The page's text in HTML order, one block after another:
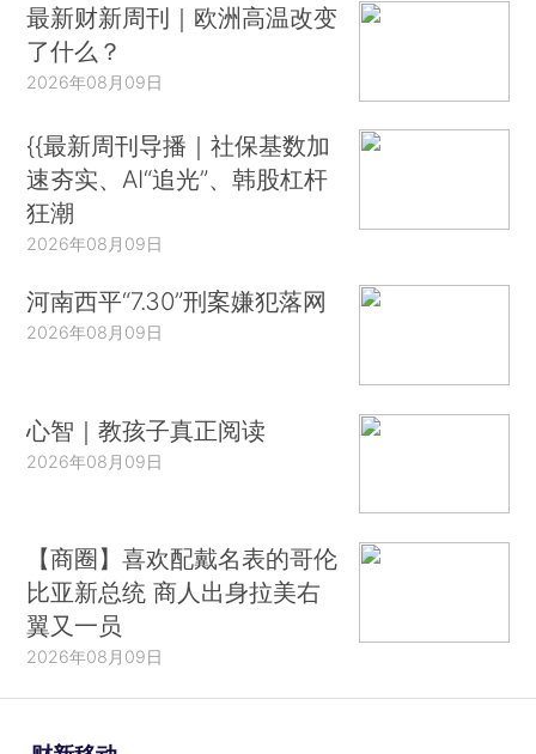
最新财新周刊｜欧洲高温改变
了什么？
2026年08月09日
{{最新周刊导播｜社保基数加
速夯实、AI“追光”、韩股杠杆
狂潮
2026年08月09日
河南西平“7.30”刑案嫌犯落网
2026年08月09日
心智｜教孩子真正阅读
2026年08月09日
【商圈】喜欢配戴名表的哥伦
比亚新总统 商人出身拉美右
翼又一员
2026年08月09日